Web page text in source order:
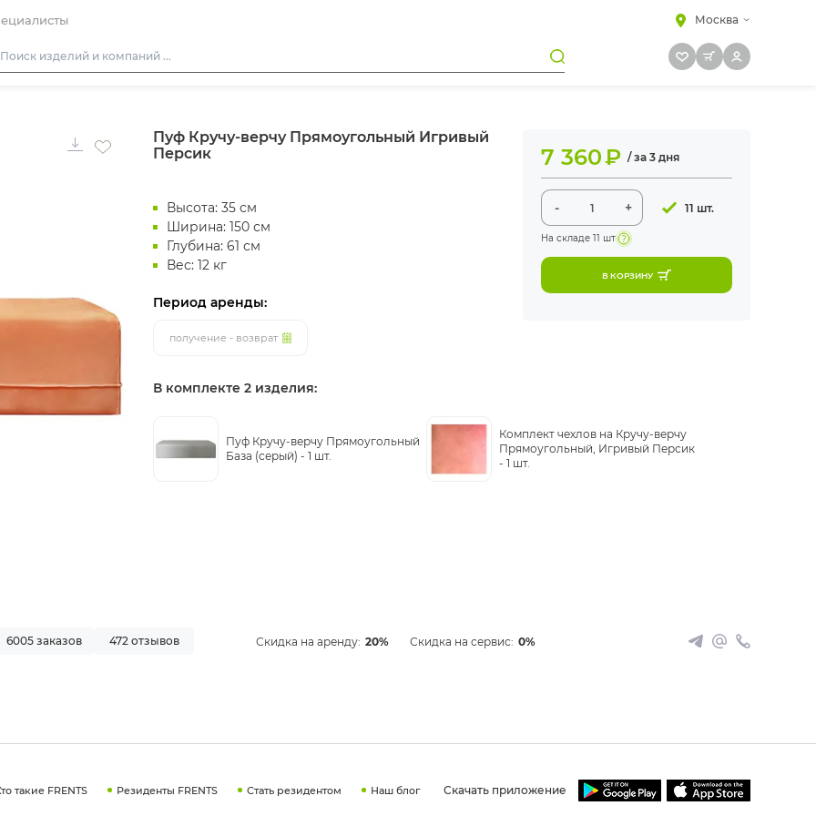
Москва
Барная мебель
Пуф Кручу-верчу Прямоугольный Игривый
Персик
Высота: 35 см
Ширина: 150 см
Глубина: 61 см
Вес: 12 кг
Период аренды:
получение - возврат
7 360₽ / за 3 дня
- + 11 шт.
На складе 11 шт
В КОРЗИНУ
В комплекте 2 изделия:
Пуф Кручу-верчу Прямоугольный
База (серый) - 1 шт.
Комплект чехлов на Кручу-верчу
Прямоугольный, Игривый Персик
- 1 шт.
6005 заказов 472 отзывов Скидка на аренду: 20% Скидка на сервис: 0%
такие FRENTS Резиденты FRENTS Стать резидентом Наш блог Скачать приложение